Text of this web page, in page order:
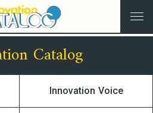
Catalog
Innovation Voice